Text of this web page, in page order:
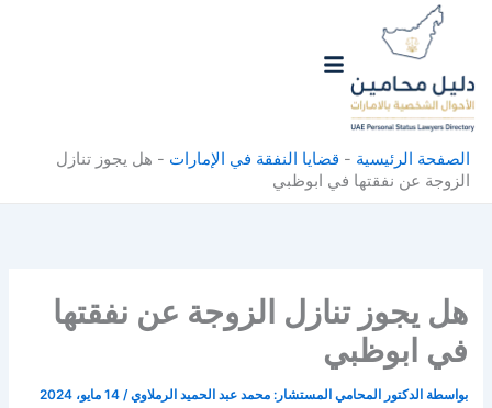
الصفحة الرئيسية - قضايا النفقة في الإمارات - هل يجوز تنازل
الزوجة عن نفقتها في ابوظبي
هل يجوز تنازل الزوجة عن نفقتها
في ابوظبي
بواسطة الدكتور المحامي المستشار: محمد عبد الحميد الرملاوي/14 مايو، 2024